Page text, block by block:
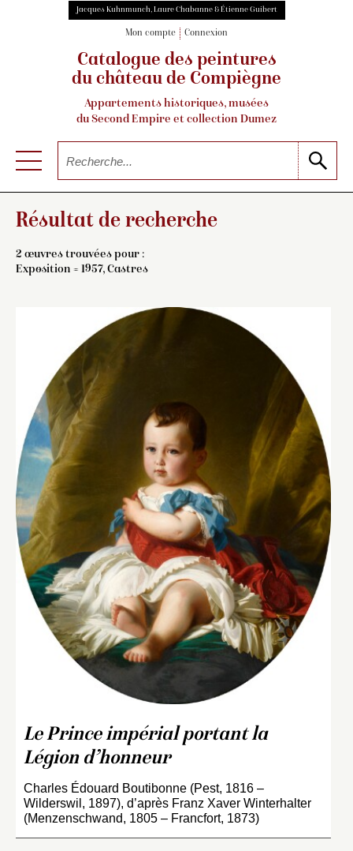
Jacques Kuhnmunch, Laure Chabanne & Étienne Guibert
Mon compte Connexion
Catalogue des peintures
du château de Compiègne
Appartements historiques, musées
du Second Empire et collection Dumez
Résultat de recherche
2 œuvres trouvées pour :
Exposition = 1957, Castres
Le Prince impérial portant la
Légion d’honneur
Charles Édouard Boutibonne (Pest, 1816 –
Wilderswil, 1897), d’après Franz Xaver Winterhalter
(Menzenschwand, 1805 – Francfort, 1873)